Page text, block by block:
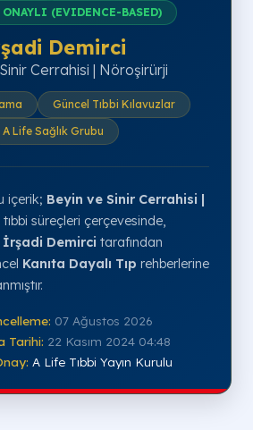
(EVIDENCE-BASED)
Demirci
Cerrahisi | Nöroşirürji
Güncel Tıbbi Kılavuzlar
A Life Sağlık Grubu
içerik; Beyin ve Sinir Cerrahisi |
süreçleri çerçevesinde,
İrşadi Demirci tarafından
Kanıta Dayalı Tıp rehberlerine
07 Ağustos 2026
Tarihi: 22 Kasım 2024 04:48
A Life Tıbbi Yayın Kurulu